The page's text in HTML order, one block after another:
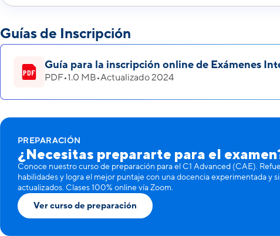
Guías de Inscripción
Guía para la inscripción online de Exámenes
PDF•1.0 MB•Actualizado 2024
PREPARACIÓN
¿Necesitas prepararte para el
Conoce nuestro curso de preparación para el C1 Advanced (CAE).
habilidades y logra el mejor puntaje con una docencia experimentada y
actualizados. Clases 100% online vía Zoom.
Ver curso de preparación